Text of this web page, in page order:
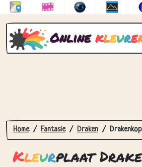
Online kleure
Home Fantasie Draken
Kleurplaat